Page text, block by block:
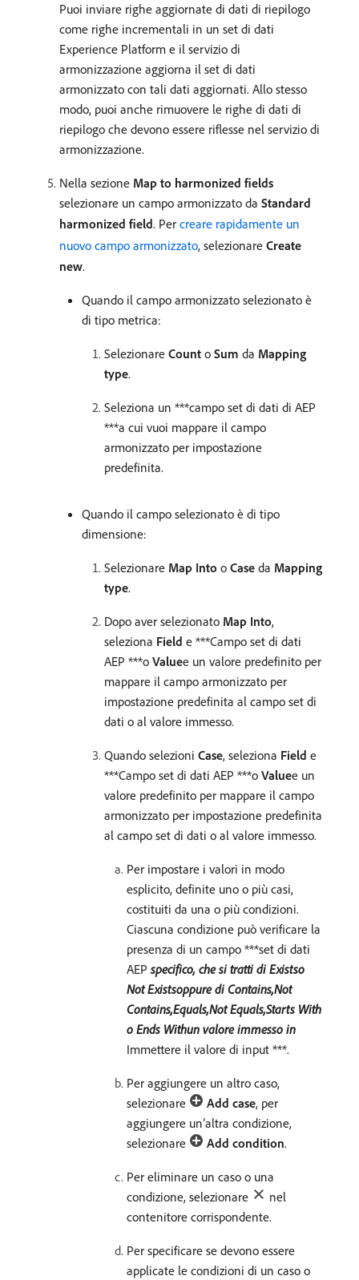
Puoi inviare righe aggiornate di dati di riepilogo
come righe incrementali in un set di dati
Experience Platform e il servizio di
armonizzazione aggiorna il set di dati
armonizzato con tali dati aggiornati. Allo stesso
modo, puoi anche rimuovere le righe di dati di
riepilogo che devono essere riflesse nel servizio di
armonizzazione.
Nella sezione Map to harmonized fields
selezionare un campo armonizzato da Standard
harmonized field. Per creare rapidamente un
nuovo campo armonizzato, selezionare Create
new.
Quando il campo armonizzato selezionato è
di tipo metrica:
Selezionare Count o Sum da Mapping
type.
Seleziona un ***campo set di dati di AEP
***​a cui vuoi mappare il campo
armonizzato per impostazione
predefinita.
Quando il campo selezionato è di tipo
dimensione:
Selezionare Map Into o Case da Mapping
type.
Dopo aver selezionato Map Into,
seleziona Field e ***Campo set di dati
AEP ***​o Value​e un valore predefinito per
mappare il campo armonizzato per
impostazione predefinita al campo set di
dati o al valore immesso.
Quando selezioni Case, seleziona Field e
***Campo set di dati AEP ***​o Value​e un
valore predefinito per mappare il campo
armonizzato per impostazione predefinita
al campo set di dati o al valore immesso.
Per impostare i valori in modo
esplicito, definite uno o più casi,
costituiti da una o più condizioni.
Ciascuna condizione può verificare la
presenza di un campo ***set di dati
AEP​specifico, che si tratti di Exists​o
Not Exists​oppure di Contains,Not
Contains,Equals,Not Equals,Starts With
o Ends With​un valore immesso in​
Immettere il valore di input ***.
Per aggiungere un altro caso,
selezionare
Add case, per
aggiungere un’altra condizione,
selezionare
Add condition.
Per eliminare un caso o una
condizione, selezionare
nel
contenitore corrispondente.
Per specificare se devono essere
applicate le condizioni di un caso o